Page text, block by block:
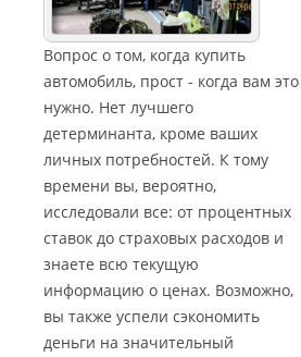
Вопрос о том, когда купить
автомобиль, прост - когда вам это
нужно. Нет лучшего
детерминанта, кроме ваших
личных потребностей. К тому
времени вы, вероятно,
исследовали все: от процентных
ставок до страховых расходов и
знаете всю текущую
информацию о ценах. Возможно,
вы также успели сэкономить
деньги на значительный